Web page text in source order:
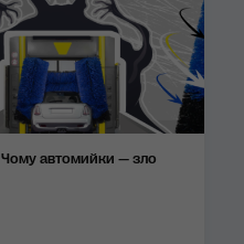
Чому автомийки — зло